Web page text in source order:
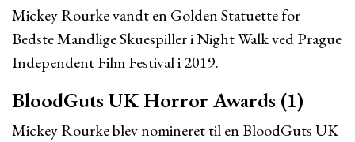
Mickey Rourke vandt en Golden Statuette for
Bedste Mandlige Skuespiller i Night Walk ved Prague
Independent Film Festival i 2019.
BloodGuts UK Horror Awards (1)
Mickey Rourke blev nomineret til en BloodGuts UK